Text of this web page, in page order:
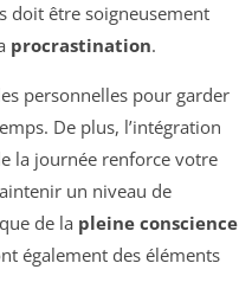
doit être soigneusement
procrastination.
personnelles pour garder
De plus, l’intégration
la journée renforce votre
un niveau de
de la pleine conscience
également des éléments